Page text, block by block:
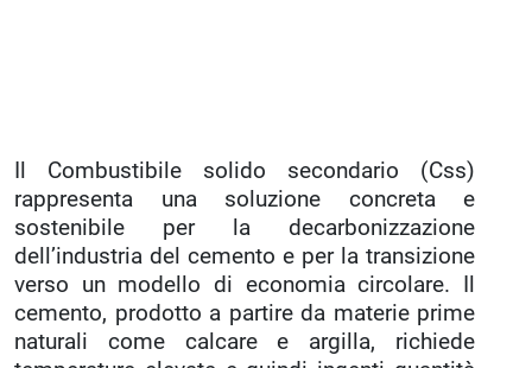
Il Combustibile solido secondario (Css)
rappresenta una soluzione concreta e
sostenibile per la decarbonizzazione
dell’industria del cemento e per la transizione
verso un modello di economia circolare. Il
cemento, prodotto a partire da materie prime
naturali come calcare e argilla, richiede